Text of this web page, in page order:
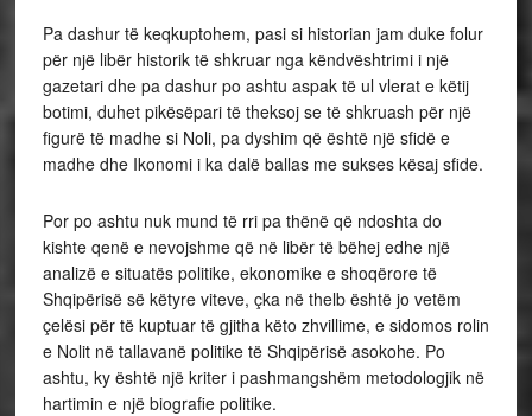
Pa dashur të keqkuptohem, pasi si historian jam duke folur
për një libër historik të shkruar nga këndvështrimi i një
gazetari dhe pa dashur po ashtu aspak të ul vlerat e këtij
botimi, duhet pikësëpari të theksoj se të shkruash për një
figurë të madhe si Noli, pa dyshim që është një sfidë e
madhe dhe Ikonomi i ka dalë ballas me sukses kësaj sfide.
Por po ashtu nuk mund të rri pa thënë që ndoshta do
kishte qenë e nevojshme që në libër të bëhej edhe një
analizë e situatës politike, ekonomike e shoqërore të
Shqipërisë së këtyre viteve, çka në thelb është jo vetëm
çelësi për të kuptuar të gjitha këto zhvillime, e sidomos rolin
e Nolit në tallavanë politike të Shqipërisë asokohe. Po
ashtu, ky është një kriter i pashmangshëm metodologjik në
hartimin e një biografie politike.